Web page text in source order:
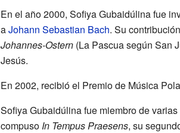
En el año 2000, Sofiya Gubaidúlina fue
aJohann Sebastian Bach. Su
Johannes-Ostern(La Pascua según San
Jesús.
En 2002, recibió el Premio de Música
Sofiya Gubaidúlina fue miembro de
compuso In Tempus Praesens, su